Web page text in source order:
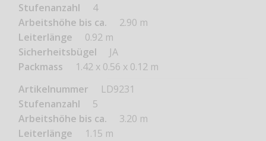
4
2.90 m
0.92 m
JA
1.42 x 0.56 x 0.12 m
LD9231
5
3.20 m
1.15 m